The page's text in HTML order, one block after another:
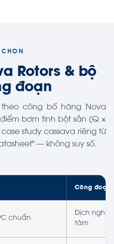
Rotors & bộ
đoạn
theo công bố hãng Nova
bơm tinh bột sắn (Q ×
study cassava riêng từ
— không suy số.
Công đoạn
chuẩn
Dịch
tâm